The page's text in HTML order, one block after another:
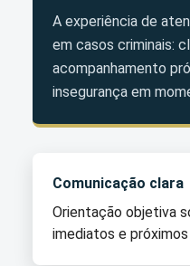
A experiência de
em casos criminais:
acompanhamento
insegurança em
Comunicação clara
Orientação objetiva
imediatos e